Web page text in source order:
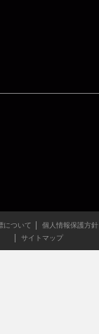
について 個人情報保護方針
サイトマップ